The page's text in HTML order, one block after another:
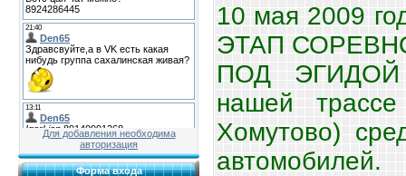
Для добавления необходима
авторизация
Форма входа
10 мая 2009
ЭТАП
ПОД ЭГИДОЙ
нашей
Хомутово)
автомобилей.